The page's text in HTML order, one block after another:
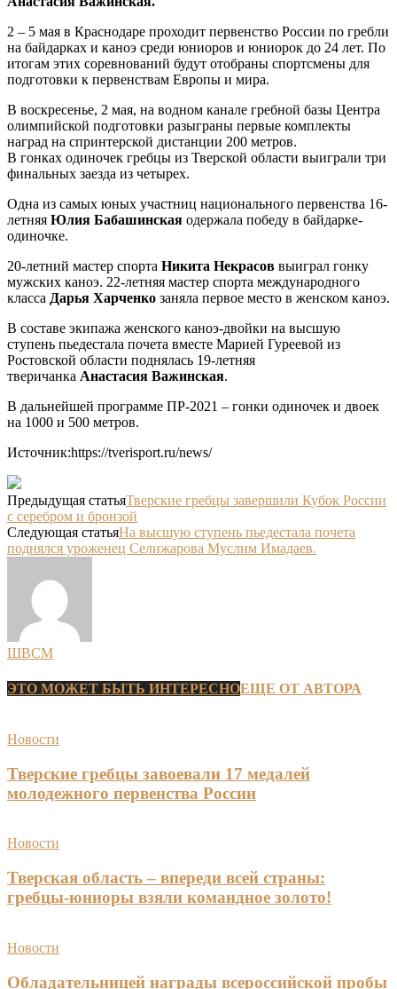
2 – 5 мая в Краснодаре проходит первенство России по гребли
на байдарках и каноэ среди юниоров и юниорок до 24 лет. По
итогам этих соревнований будут отобраны спортсмены для
подготовки к первенствам Европы и мира.
В воскресенье, 2 мая, на водном канале гребной базы Центра
олимпийской подготовки разыграны первые комплекты
наград на спринтерской дистанции 200 метров.
В гонках одиночек гребцы из Тверской области выиграли три
финальных заезда из четырех.
Одна из самых юных участниц национального первенства 16-
летняя Юлия Бабашинская одержала победу в байдарке-
одиночке.
20-летний мастер спорта Никита Некрасов выиграл гонку
мужских каноэ. 22-летняя мастер спорта международного
класса Дарья Харченко заняла первое место в женском каноэ.
В составе экипажа женского каноэ-двойки на высшую
ступень пьедестала почета вместе Марией Гуреевой из
Ростовской области поднялась 19-летняя
тверичанка Анастасия Важинская.
В дальнейшей программе ПР-2021 – гонки одиночек и двоек
на 1000 и 500 метров.
Источник:https://tverisport.ru/news/
Предыдущая статьяТверские гребцы завершили Кубок России
с серебром и бронзой
Следующая статьяНа высшую ступень пьедестала почета
поднялся уроженец Селижарова Муслим Имадаев.
ШВСМ
ЭТО МОЖЕТ БЫТЬ ИНТЕРЕСНОЕЩЕ ОТ АВТОРА
Новости
Тверские гребцы завоевали 17 медалей
молодежного первенства России
Новости
Тверская область – впереди всей страны:
гребцы-юниоры взяли командное золото!
Новости
Обладательницей награды всероссийской пробы